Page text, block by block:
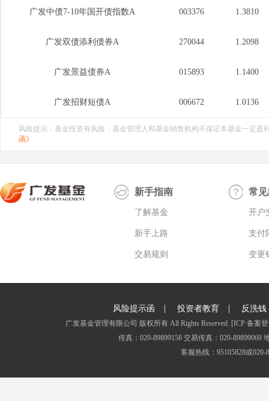
广发中债7-10年国开债指数A 003376 1.3810
广发双债添利债券A 270044 1.2098
广发景益债券A 015893 1.1400
广发招财短债A 006672 1.0136
风险提示：基金投资有风险，基金管理人和基金销售机构不保证本基金一定
函》
新手指南
了解基金
新手上路
交易规则
常
开户
支付
变更
风险提示函 | 投资者教育 | 反洗钱
广发基金管理有限公司 版权所有 All Rights Reserved. [ICP 备案
传真：020-89899158 交易传真：020-
客服热线：95105828或020-